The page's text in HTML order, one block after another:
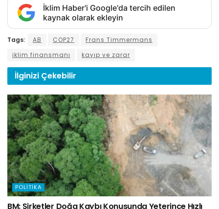
İklim Haber'i Google'da tercih edilen
kaynak olarak ekleyin
Tags: AB COP27
Frans Timmermans
iklim finansmanı
kayıp ve zarar
İlginizi Çekebilir
POLITIKA
BM: Şirketler Doğa Kaybı Konusunda Yeterince Hızlı